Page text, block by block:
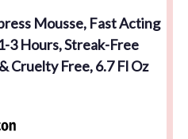
Mousse, Fast Acting
3 Hours, Streak-Free
Cruelty Free, 6.7 Fl Oz